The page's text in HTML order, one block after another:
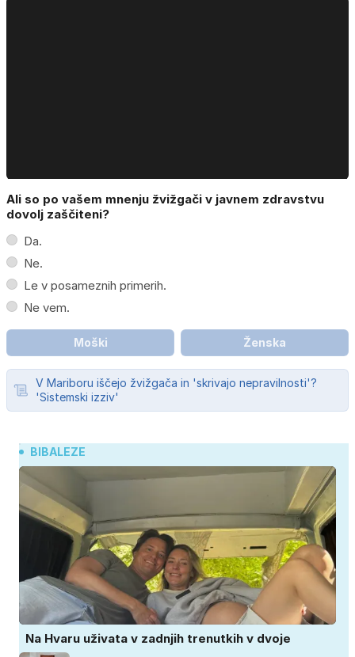
Ali so po vašem mnenju žvižgači v javnem zdravstvu
dovolj zaščiteni?
Da.
Ne.
Le v posameznih primerih.
Ne vem.
Moški Ženska
V Mariboru iščejo žvižgača in 'skrivajo nepravilnosti'?
'Sistemski izziv'
BIBALEZE
Na Hvaru uživata v zadnjih trenutkih v dvoje